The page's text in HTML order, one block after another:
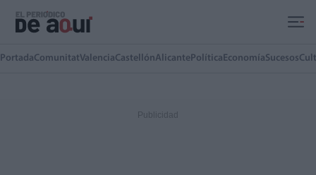
PortadaComunitatValenciaCastellónAlicante Política EconomíaSucesos